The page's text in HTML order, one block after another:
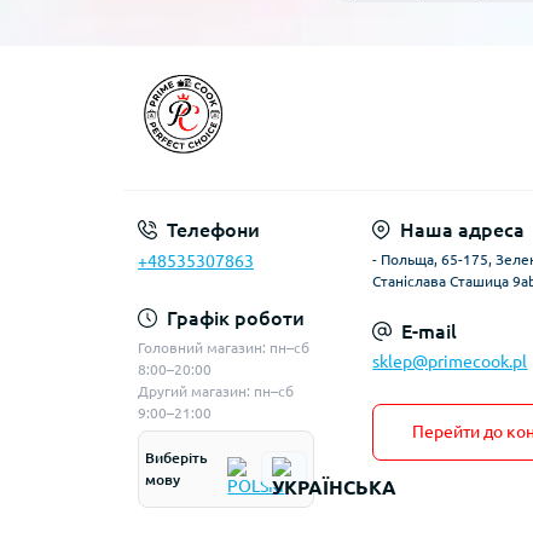
Телефони
+48535307863
Графік роботи
Головний магазин: пн–сб
8:00–20:00
Другий магазин: пн–сб
9:00–21:00
Виберіть
мову
Наша адреса
- Польща, 65-175,
Станіслава Сташица
E-mail
sklep@primecook.pl
Перейти до